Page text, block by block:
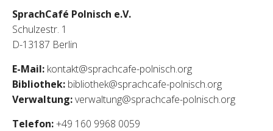
SprachCafé Polnisch e.V.
Schulzestr. 1
D-13187 Berlin
E-Mail: kontakt@sprachcafe-polnisch.org
Bibliothek: bibliothek@sprachcafe-polnisch.org
Verwaltung:verwaltung@sprachcafe-polnisch.org
Telefon:+49 160 9968 0059